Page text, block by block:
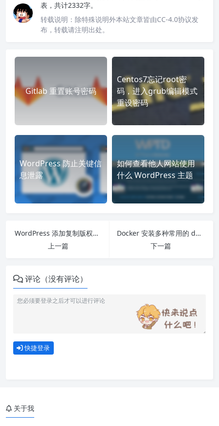
表，共计2332字。
转载说明： 除特殊说明外本站文章皆由CC-4.0协议发
布，转载请注明出处。
Gitlab 重置账号密码
Centos7忘记root密
码，进入grub编辑模式
重设密码
WordPress 防止关键信
息泄露
如何查看他人网站使用
什么 WordPress 主题
WordPress 添加复制版权提示
上一篇
Docker 安装多种常用的 ddns 工具
下一篇
评论（没有评论）
快捷登录
关于我